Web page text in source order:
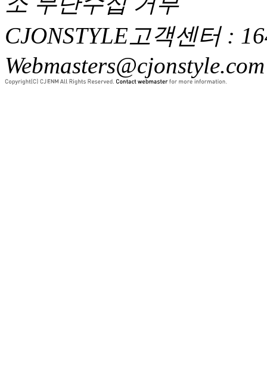
CJONSTYLE고객센터 :
Webmasters@cjonstyle.com